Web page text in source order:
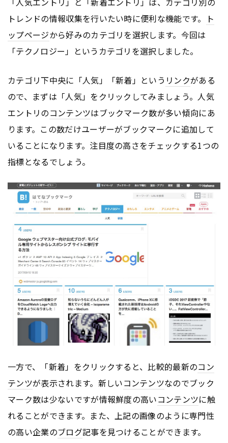
トレンドの情報収集を行いたい時に便利な機能です。
ト
ップページから好みのカテゴリを選択します。今回は
「テクノロジー」というカテゴリを選択しました。
カテゴリ下中央に「人気」「新着」という リンクがある
ので、まずは「人気」をクリックしてみましょう。人気
エントリのコンテンツはブックマーク数が多い傾向にあ
ります。この数だけユーザーがブックマークに追加して
いることになります。注目度の高さをチェックする1つの
指標となるでしょう。
一方で、「新着」をクリックすると、比較的最新のコン
テンツが表示されます。新しいコンテンツなのでブック
マーク数は少ないですが情報鮮度の高いコンテンツに触
れることができます。また、上記の画像のように専門性
の高い企業のブログ記事を見つけることができます。